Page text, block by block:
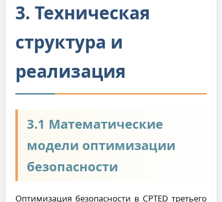
3. Техническая
структура и
реализация
3.1 Математические
модели оптимизации
безопасности
Оптимизация безопасности в CPTED третьего